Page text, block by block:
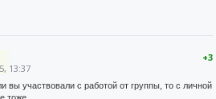
+3
13:37
вы участвовали с работой от группы, то с личной